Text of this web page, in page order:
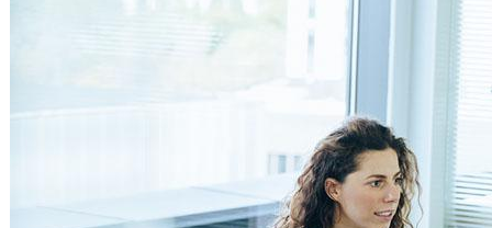
En breve, dispondrás del importe
solicitado en tu cuenta Arquia.